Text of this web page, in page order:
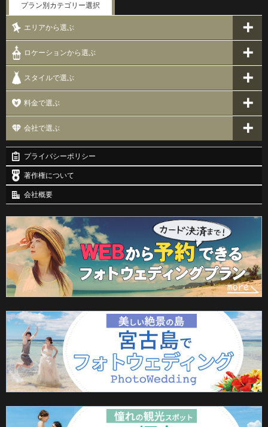
プラン別カテゴリー選択
エリアから選ぶ
ロケーションから選ぶ
スタイルで選ぶ
料金で選ぶ
会社で選ぶ
プライバシーポリシー
著作権について
会社概要